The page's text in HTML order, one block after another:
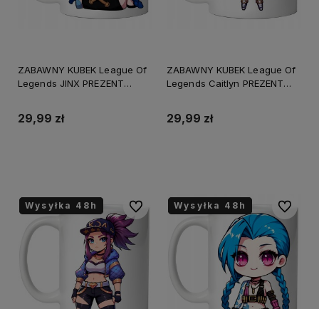
ZABAWNY KUBEK League Of
Legends JINX PREZENT
29,99 zł
ZABAWNY KUBEK League Of
Legends Caitlyn PREZENT
29,99 zł
Wysyłka 48h
Wysyłka 48h Do ulubionychWysyłka 48h
Wysyłka 48h Do